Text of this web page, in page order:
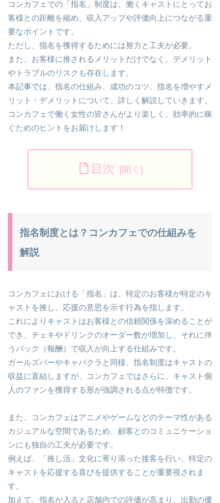
コンカフェでの「指名」制度は、働くキャストにとってお
客様との距離を縮め、収入アップや評価向上につながる重
要なポイントです。
ただし、指名を獲得するためには努力と工夫が必要。
また、お客様に推されるメリットだけでなく、デメリット
やトラブルのリスクも存在します。
本記事では、指名の仕組み、成功のコツ、指名を増やすメ
リット・デメリットについて、詳しく解説していきます。
コンカフェで働く女性の皆さんがより楽しく、効率的に稼
ぐためのヒントをお届けします！
目次
指名制度とは？コンカフェでの仕組みを
解説
コンカフェにおける「指名」は、特定のお客様が特定のキ
ャストを推し、応援の意思を示す行為を指します。
これによりキャストはお客様との信頼関係を深めることが
でき、チェキやドリンクのオーダー数が増加し、それに伴
うバック（報酬）で収入が向上する仕組みです。
ガールズバーやキャバクラと同様、指名制度はキャストの
収益に直結しますが、コンカフェではさらに、キャスト個
人のファンを獲得する形が強調される点が特徴です。
また、コンカフェはアニメやゲームなどのテーマ性がある
カジュアルな空間であるため、顧客とのコミュニケーショ
ンにも独自の工夫が必要です。
例えば、「推し活」文化に寄り添った接客を行い、特定の
キャストを応援する喜びを提供することが重要視されま
す。
加えて、指名が入ると店舗内での評価が高まり、出勤の優